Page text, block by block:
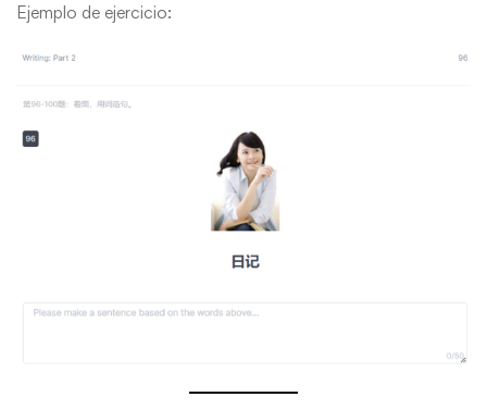
Ejemplo de ejercicio: